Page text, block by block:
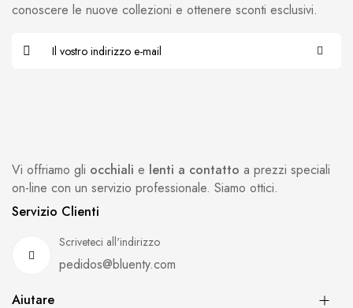
Vi offriamo gli occhiali e lenti a contatto a prezzi speciali
on-line con un servizio professionale. Siamo ottici.
Servizio Clienti
Scriveteci all'indirizzo
pedidos@bluenty.com
Aiutare
conoscere le nuove collezioni e ottenere sconti esclusivi.